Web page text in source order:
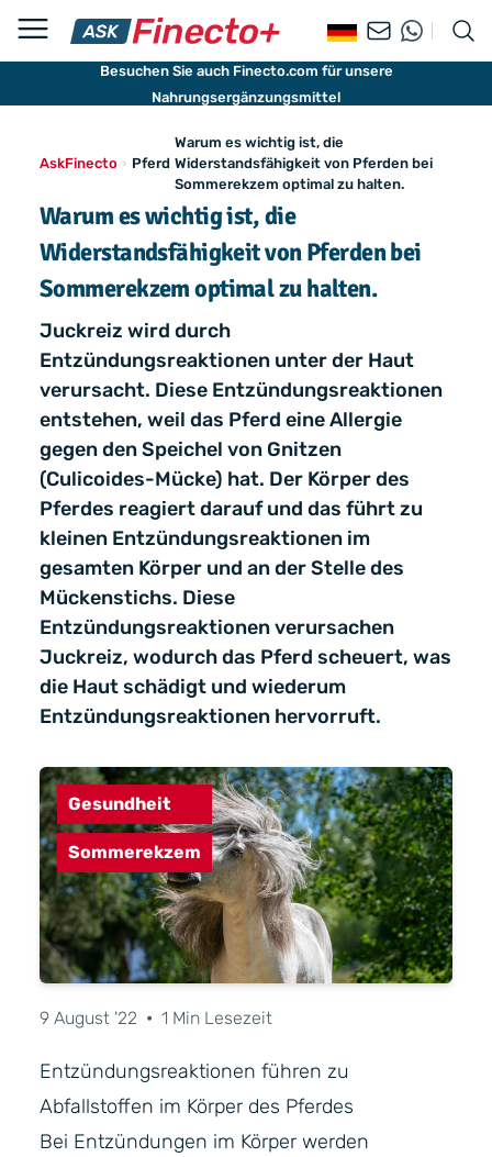
Besuchen Sie auch Finecto.com für unsere
Nahrungsergänzungsmittel
AskFinecto Pferd
Warum es wichtig ist, die
Widerstandsfähigkeit von Pferden bei
Sommerekzem optimal zu halten.
Warum es wichtig ist, die
Widerstandsfähigkeit von Pferden bei
Sommerekzem optimal zu halten.
Juckreiz wird durch
Entzündungsreaktionen unter der Haut
verursacht. Diese Entzündungsreaktionen
entstehen, weil das Pferd eine Allergie
gegen den Speichel von Gnitzen
(Culicoides-Mücke) hat. Der Körper des
Pferdes reagiert darauf und das führt zu
kleinen Entzündungsreaktionen im
gesamten Körper und an der Stelle des
Mückenstichs. Diese
Entzündungsreaktionen verursachen
Juckreiz, wodurch das Pferd scheuert, was
die Haut schädigt und wiederum
Entzündungsreaktionen hervorruft.
Gesundheit
Sommerekzem
9 August '22 • 1 Min Lesezeit
Entzündungsreaktionen führen zu
Abfallstoffen im Körper des Pferdes
Bei Entzündungen im Körper werden